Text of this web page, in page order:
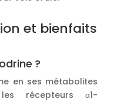
et bienfaits
?
en ses métabolites
récepteurs α1-